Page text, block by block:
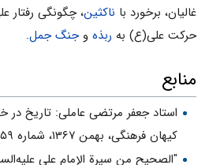
غالیان، برخورد با ناکثین، چگونگی رفتار
حرکت علی(ع) به ربذه وجنگ جمل.
منابع
استاد جعفر مرتضى عاملى: تاریخ
کیهان فرهنگى، بهمن ۱۳۶۷، شماره ۵۹.
"الصحیح من سیرة الإمام علی